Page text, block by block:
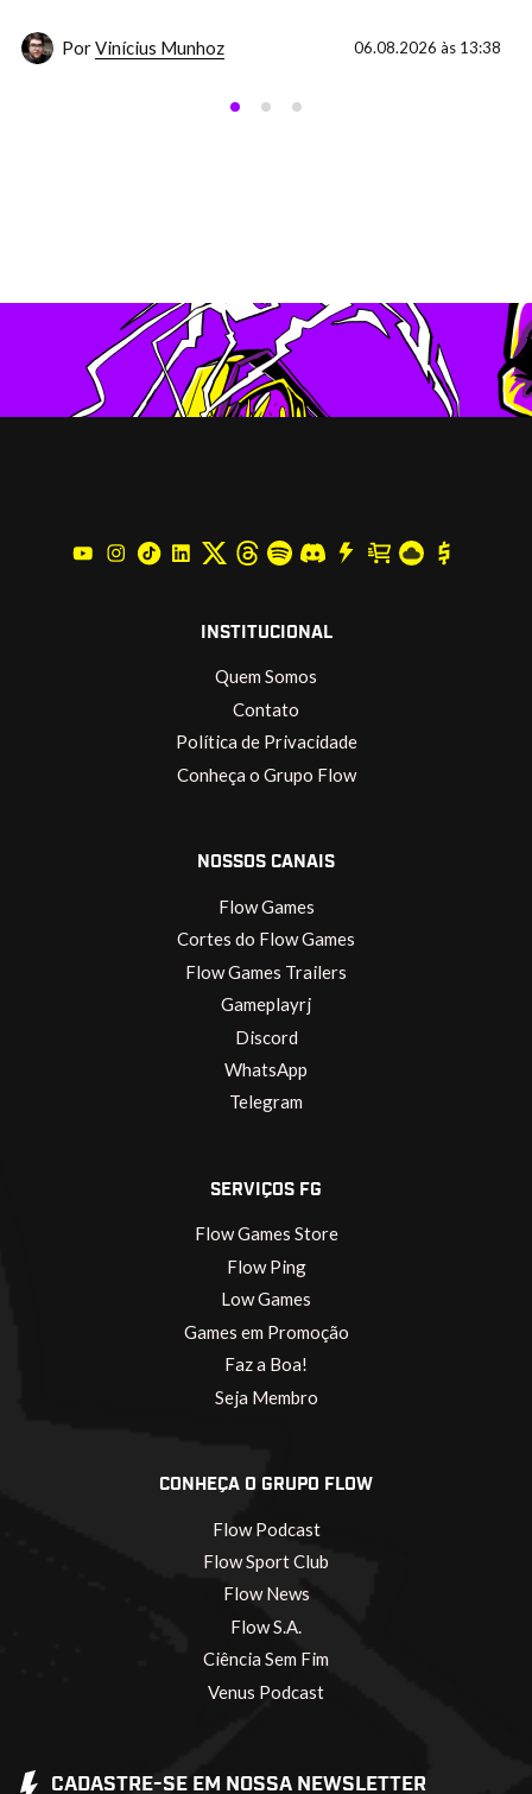
PorVinícius Munhoz 06.08.2026 às 13:38
INSTITUCIONAL
Quem Somos
Contato
Política de Privacidade
Conheça o Grupo Flow
NOSSOS CANAIS
Flow Games
Cortes do Flow Games
Flow Games Trailers
Gameplayrj
Discord
WhatsApp
Telegram
SERVIÇOS FG
Flow Games Store
Flow Ping
Low Games
Games em Promoção
Faz a Boa!
Seja Membro
CONHEÇA O GRUPO FLOW
Flow Podcast
Flow Sport Club
Flow News
Flow S.A.
Ciência Sem Fim
Venus Podcast
CADASTRE-SE EM NOSSA NEWSLETTER